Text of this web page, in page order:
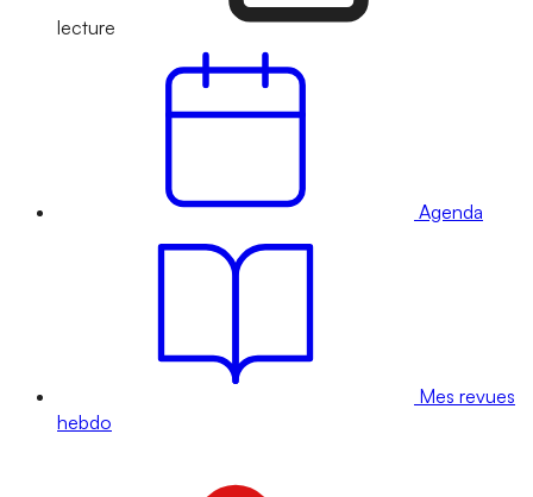
lecture
Agenda
Mes revues
hebdo